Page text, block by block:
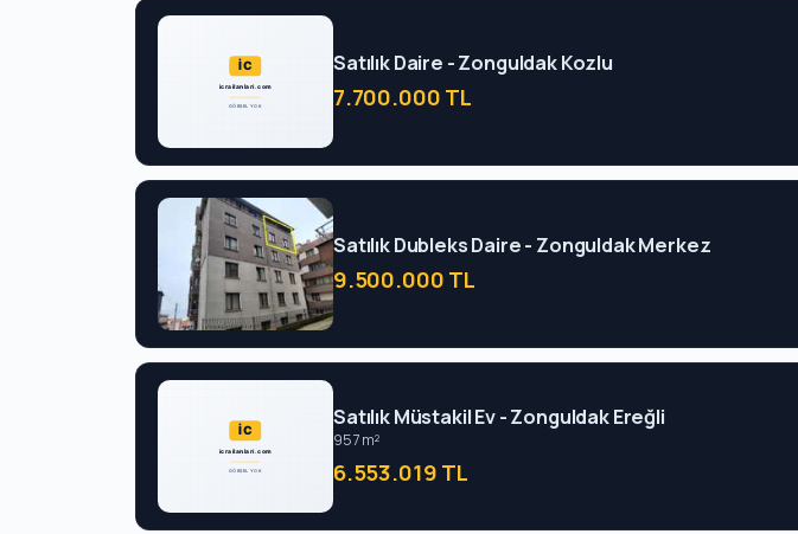
Satılık Daire - Zonguldak Kozlu
7.700.000 TL
Satılık Dubleks Daire - Zonguldak Merkez
9.500.000 TL
Satılık Müstakil Ev - Zonguldak Ereğli
957 m²
6.553.019 TL